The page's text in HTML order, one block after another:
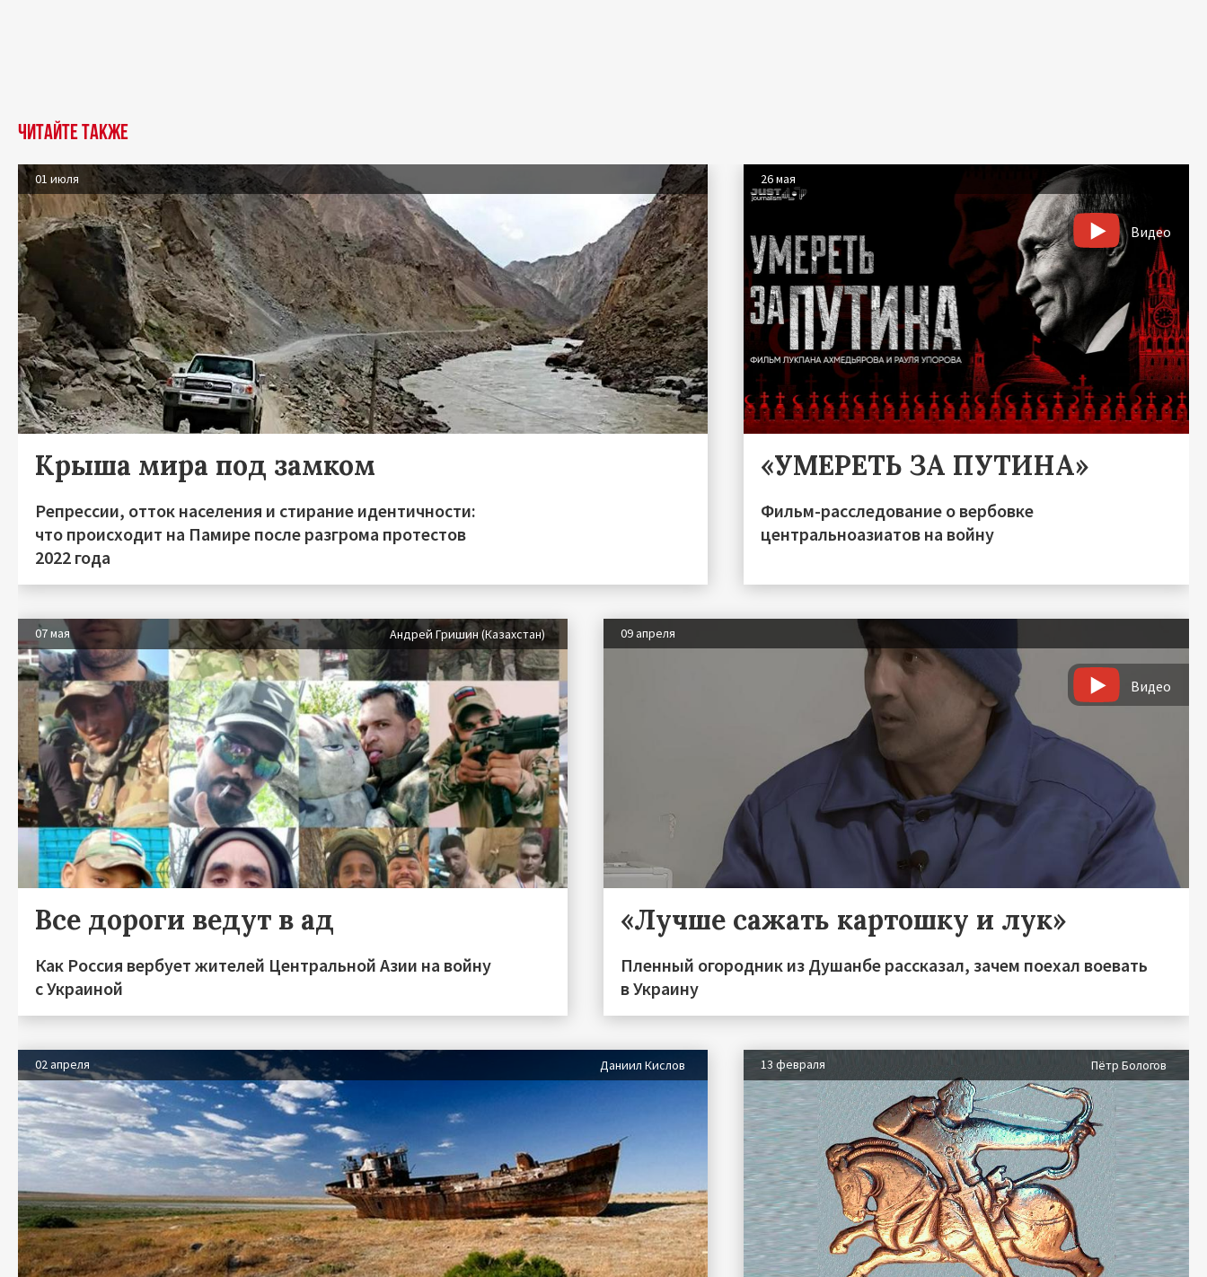
Читайте также
01 июля
Крыша мира под замком
Репрессии, отток населения и стирание идентичности:
что происходит на Памире после разгрома протестов
2022 года
26 мая
Видео
«УМЕРЕТЬ ЗА ПУТИНА»
Фильм-расследование о вербовке
центральноазиатов на войну
07 мая Андрей Гришин (Казахстан)
Все дороги ведут в ад
Как Россия вербует жителей Центральной Азии на войну
с Украиной
09 апреля
Видео
«Лучше сажать картошку и лук»
Пленный огородник из Душанбе рассказал, зачем поехал воевать
в Украину
02 апреля Даниил Кислов 13 февраля Пётр Бологов